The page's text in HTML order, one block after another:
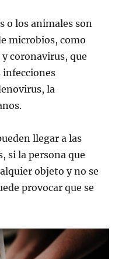
o los animales son
microbios, como
y coronavirus, que
infecciones
la
llegar a las
si la persona que
objeto y no se
provocar que se